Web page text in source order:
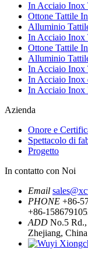
In Acciaio Inox
Ottone Tattile
Alluminio
In Acciaio Inox
Ottone Tattile
Alluminio
In Acciaio Inox
In Acciaio Inox
In Acciaio Inox
Azienda
Onore e
Spettacolo di
Progetto
In contatto con Noi
Email
PHONE +86-
+86-
ADD No.5
Zhejiang, China